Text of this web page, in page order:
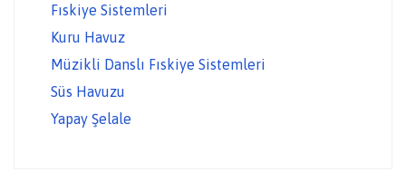
Fıskiye Sistemleri
Kuru Havuz
Müzikli Danslı Fıskiye Sistemleri
Süs Havuzu
Yapay Şelale